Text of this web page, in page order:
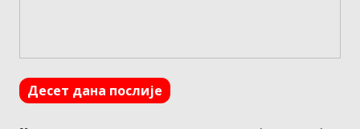
Десет дана послије